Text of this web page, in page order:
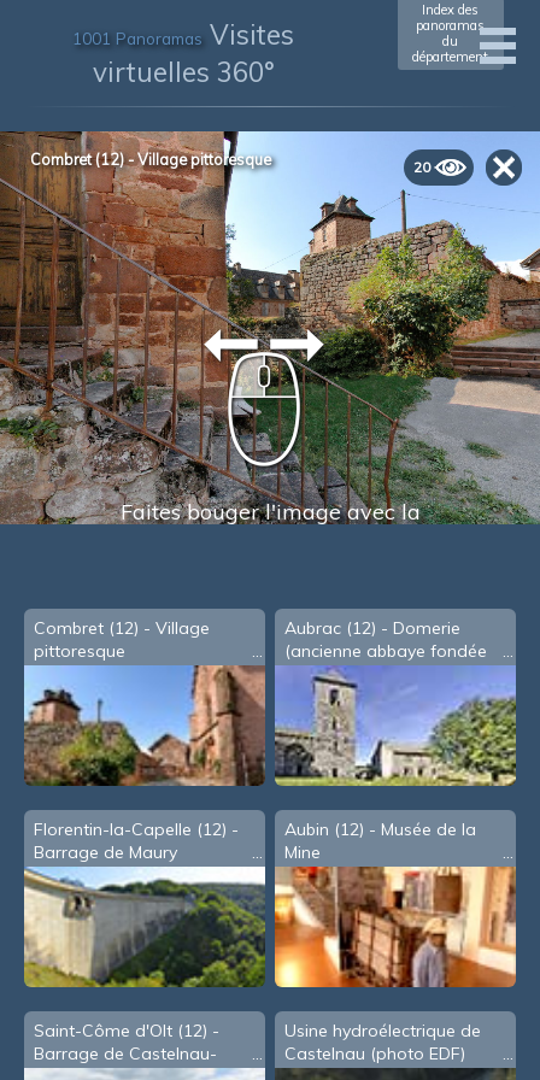
1001 Panoramas Visites
virtuelles 360°
Index des
panoramas
du
département
20
Combret (12) - Village pittoresque
Faites bouger l'image avec la
Combret (12) - Village
pittoresque
Aubrac (12) - Domerie
(ancienne abbaye fondée
en 1120)
Florentin-la-Capelle (12) -
Barrage de Maury
Aubin (12) - Musée de la
Mine
Saint-Côme d'Olt (12) -
Barrage de Castelnau-
Usine hydroélectrique de
Castelnau (photo EDF)